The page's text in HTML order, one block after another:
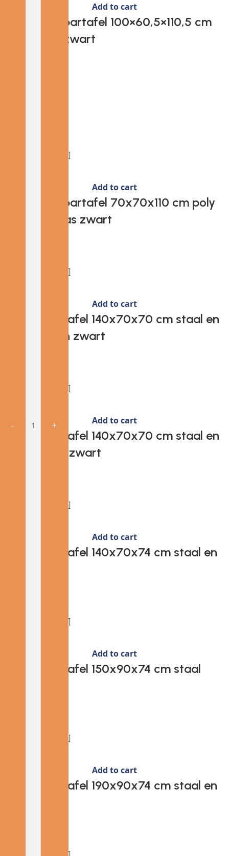
- +
- +
- +
Add to cart
Provira Tuinbartafel 100×60,5×110,5 cm
poly rattan zwart
- +
Add to cart
Provira Tuinbartafel 70x70x110 cm poly
rattan en glas zwart
- +
Add to cart
Provira Tuintafel 140x70x70 cm staal en
glas bruin en zwart
- + Add to cart
Provira Tuintafel 140x70x70 cm staal en
glas grijs en zwart
- +
Add to cart
Provira Tuintafel 140x70x74 cm staal en
- +
Add to cart
Provira Tuintafel 150x90x74 cm staal
- +
Add to cart
Provira Tuintafel 190x90x74 cm staal en
- +
- +
- +
- +
- +
- +